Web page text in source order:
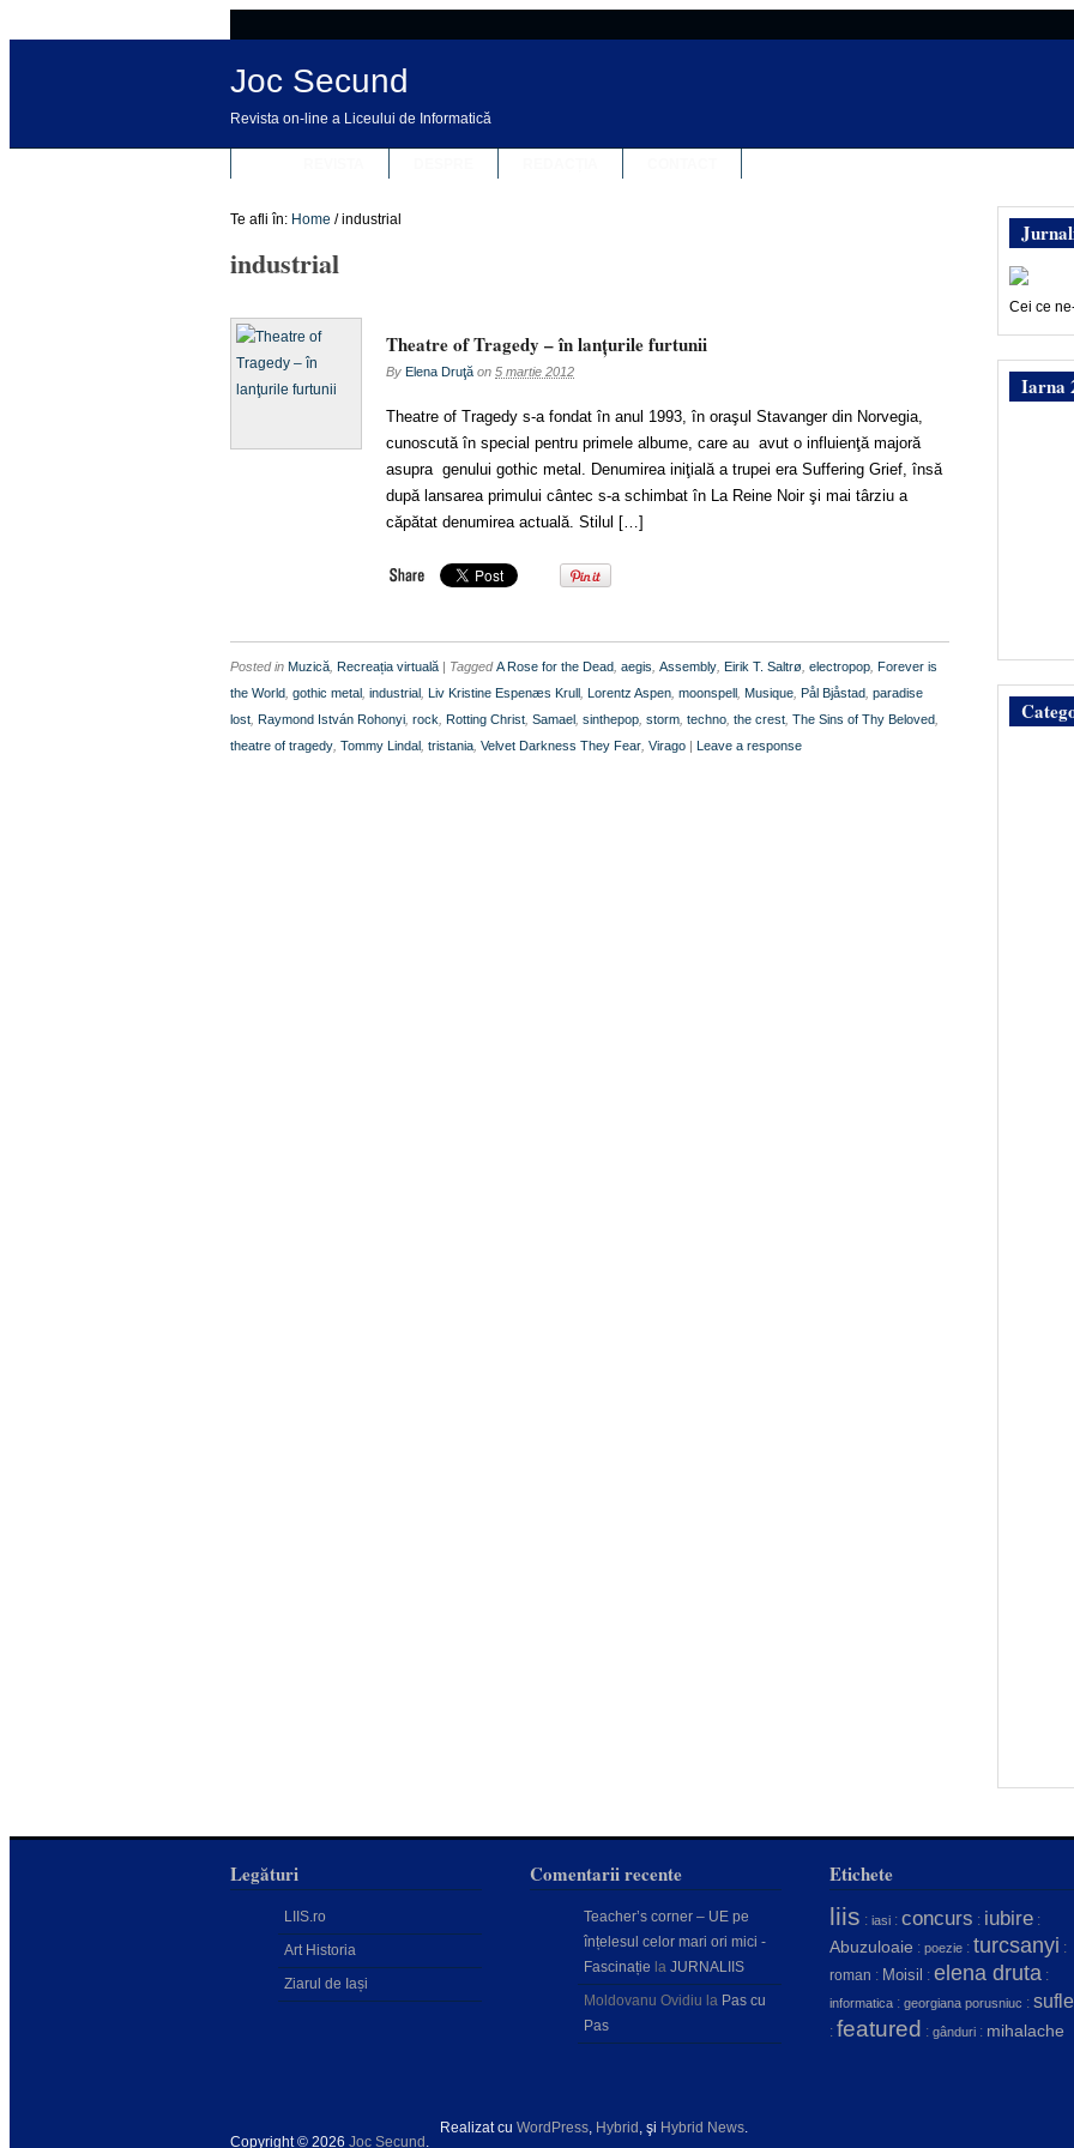
Joc Secund
Revista on-line a Liceului de Informatică
Te afli în: Home / industrial
industrial
Theatre of Tragedy – în lanţurile furtunii
By Elena Druţă on 5 martie 2012
Theatre of Tragedy s-a fondat în anul 1993, în oraşul Stavanger din Norvegia,
cunoscută în special pentru primele albume, care au avut o influienţă majoră
asupra genului gothic metal. Denumirea iniţială a trupei era Suffering Grief, însă
după lansarea primului cântec s-a schimbat în La Reine Noir şi mai târziu a
căpătat denumirea actuală. Stilul […]
Posted in Muzică Recreația virtuală | TaggedA Rose for the Dead aegis Assembly Eirik T. Saltrø electropop Forever is
the World gothic metal industrial Liv Kristine Espenæs Krull Lorentz Aspen moonspell Musique Pål Bjåstad paradise
lost Raymond István Rohonyi rock Rotting Christ Samael sinthepop storm techno the crest The Sins of Thy Beloved
theatre of tragedy Tommy Lindal tristania Velvet Darkness They Fear Virago | Leave a response
Cei ce
Iarna
Legături
LIIS.ro
Art Historia
Ziarul de Iași
Comentarii recente
Teacher’s corner – UE pe
înțelesul celor mari ori mici -
Fascinație la JURNALIIS
Moldovanu Ovidiu la Pas cu
Pas
Etichete
liis : iasi : concurs : iubire :
Abuzuloaie : poezie : turcsanyi :
roman : Moisil : elena druta :
informatica : georgiana porusniuc :
: featured : gânduri : mihalache
Copyright © 2026 Joc Secund .
Realizat cu WordPress, Hybrid , şi Hybrid News.